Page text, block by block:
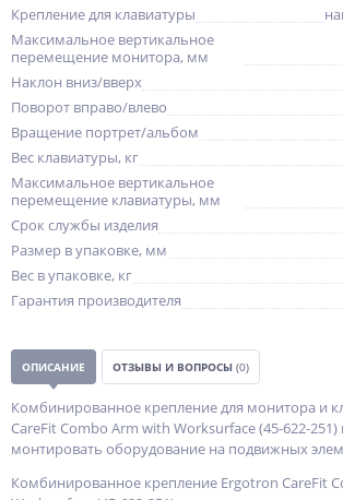
Крепление для клавиатуры
Максимальное вертикальное
перемещение монитора, мм
Наклон вниз/вверх
Поворот вправо/влево
Вращение портрет/альбом
Вес клавиатуры, кг
Максимальное вертикальное
перемещение клавиатуры, мм
Срок службы изделия
Размер в упаковке, мм
Вес в упаковке, кг
Гарантия производителя
ОПИСАНИЕ ОТЗЫВЫ И ВОПРОСЫ (0)
Комбинированное крепление для монитора и
CareFit Combo Arm with Worksurface (45-622-251)
монтировать оборудование на подвижных
Комбинированное крепление Ergotron CareFit